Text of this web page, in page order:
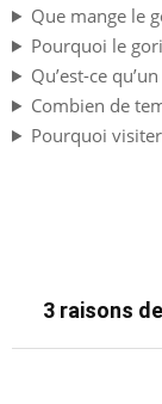
Que mange le
Pourquoi le
Qu’est-ce
Combien de
Pourquoi
3 raisons